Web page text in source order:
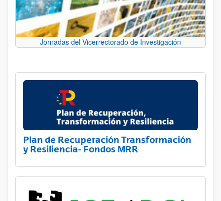
Jornadas del Vicerrectorado de Investigación
Plan de Recuperación Transformación
y Resiliencia- Fondos MRR